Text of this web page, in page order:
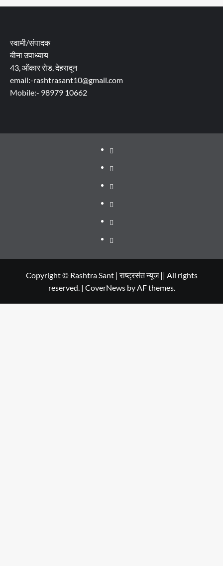
स्वामी/संपादक
बीना उपाध्याय
43, ओंकार रोड, देहरादून
email:-rashtrasant10@gmail.com
Mobile:- 98979 10662
About
WEB
SERIES
TO
Dehradun
Smart
City
Life
in
Dehradun
Places
to
in
Dehradun
सम्पर्क
Copyright © Rashtra Sant | राष्ट्रसंत न्यूज || All rights
reserved. | CoverNewsby AF themes.